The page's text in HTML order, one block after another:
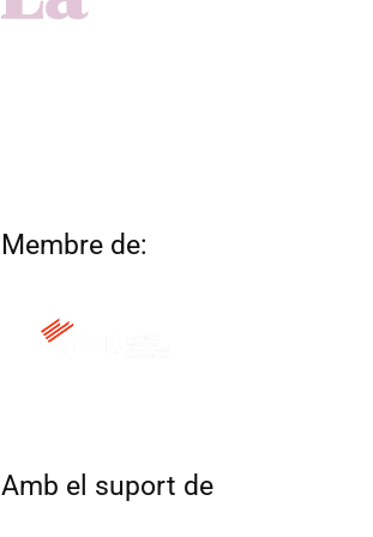
Membre de:
Amb el suport de